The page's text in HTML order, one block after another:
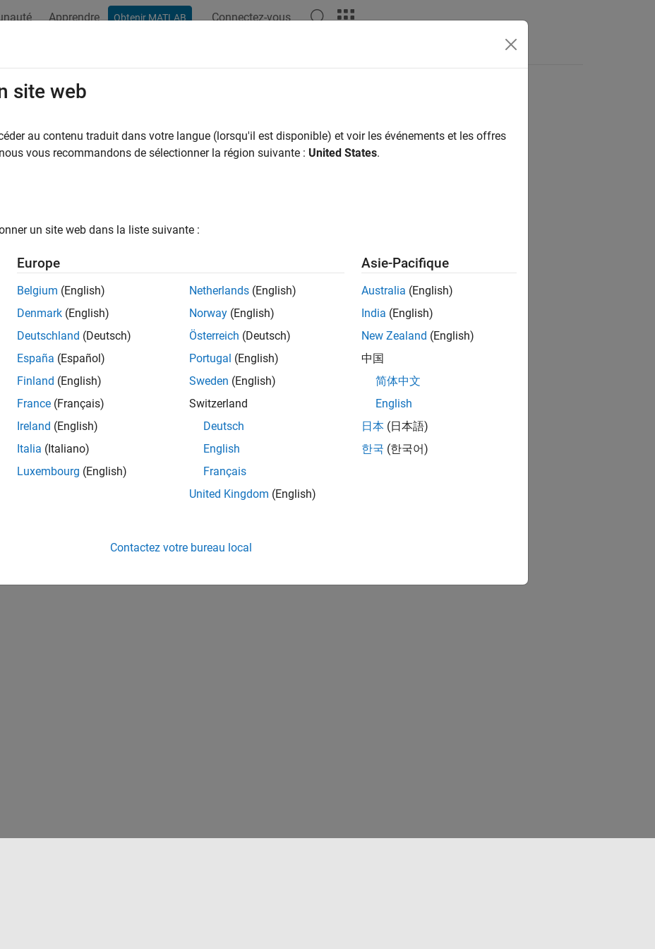
Apprendre Obtenir MATLAB Connectez-vous
How useful was this information?
site web
au contenu traduit dans votre langue (lorsqu'il est disponible) et voir les événements et les offres
vous recommandons de sélectionner la région suivante : United States.
un site web dans la liste suivante :
Europe
Belgium (English)
Denmark (English)
Deutschland (Deutsch)
España (Español)
Finland (English)
France (Français)
Ireland (English)
Italia (Italiano)
Luxembourg (English)
Netherlands (English)
Norway (English)
Österreich (Deutsch)
Portugal (English)
Sweden (English)
Switzerland
Deutsch
English
Français
United Kingdom (English)
Asie-Pacifique
Australia (English)
India (English)
New Zealand (English)
中国
简体中文
English
日本 (日本語)
한국 (한국어)
Contactez votre bureau local